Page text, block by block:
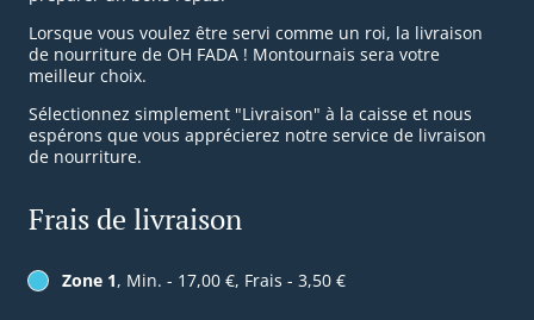
Lorsque vous voulez être servi comme un roi, la livraison
de nourriture de OH FADA ! Montournais sera votre
meilleur choix.
Sélectionnez simplement "Livraison" à la caisse et nous
espérons que vous apprécierez notre service de livraison
de nourriture.
Frais de livraison
Zone 1, Min. - 17,00 €, Frais - 3,50 €